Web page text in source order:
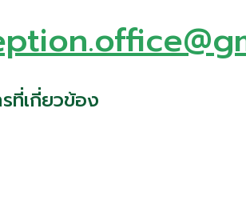
ที่เกี่ยวข้อง